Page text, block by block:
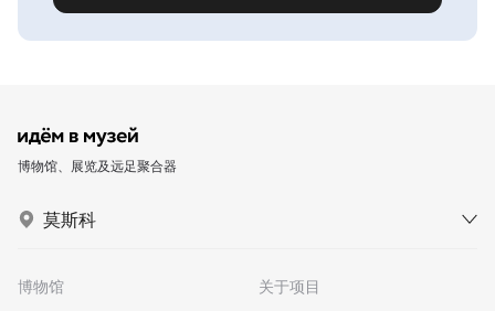
博物馆、展览及远足聚合器
莫斯科
博物馆
关于项目